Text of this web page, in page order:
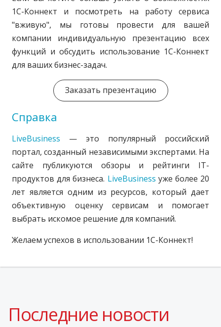
1С-Коннект и посмотреть на работу сервиса
"вживую", мы готовы провести для вашей
компании индивидуальную презентацию всех
функций и обсудить использование 1С-Коннект
для ваших бизнес-задач.
Заказать презентацию
Справка
LiveBusiness
— это популярный российский
портал, созданный независимыми экспертами. На
сайте публикуются обзоры и рейтинги IT-
продуктов для бизнеса. LiveBusiness уже более 20
лет является одним из ресурсов, который дает
объективную оценку сервисам и помогает
выбрать искомое решение для компаний.
Желаем успехов в использовании 1С-Коннект!
Последние новости